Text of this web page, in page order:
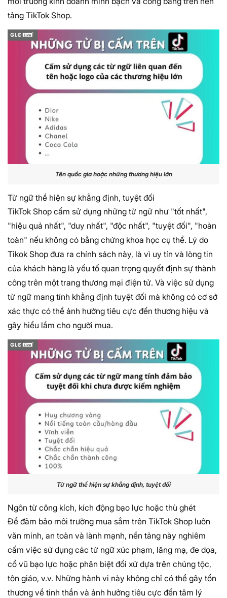
tảng TikTok Shop.
Tên quốc gia hoặc những thương hiệu lớn
Từ ngữ thể hiện sự khẳng định, tuyệt đối
TikTok Shop cấm sử dụng những từ ngữ như "tốt nhất",
"hiệu quả nhất", "duy nhất", "độc nhất", "tuyệt đối", "hoàn
toàn" nếu không có bằng chứng khoa học cụ thể. Lý do
Tikok Shop đưa ra chính sách này, là vì uy tín và lòng tin
của khách hàng là yếu tố quan trọng quyết định sự thành
công trên một trang thương mại điện tử. Và việc sử dụng
từ ngữ mang tính khẳng định tuyệt đối mà không có cơ sở
xác thực có thể ảnh hưởng tiêu cực đến thương hiệu và
gây hiểu lầm cho người mua.
Từ ngữ thể hiện sự khẳng định, tuyệt đối
Ngôn từ công kích, kích động bạo lực hoặc thù ghét
Để đảm bảo môi trường mua sắm trên TikTok Shop luôn
văn minh, an toàn và lành mạnh, nền tảng này nghiêm
cấm việc sử dụng các từ ngữ xúc phạm, lăng mạ, đe dọa,
cổ vũ bạo lực hoặc phân biệt đối xử dựa trên chủng tộc,
tôn giáo, v.v. Những hành vi này không chỉ có thể gây tổn
thương về tinh thần và ảnh hưởng tiêu cực đến tâm lý